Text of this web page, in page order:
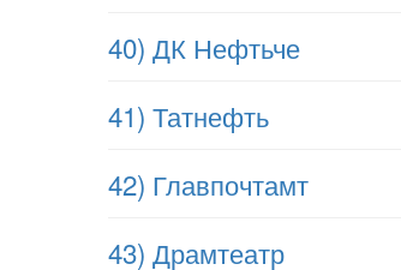
40) ДК Нефтьче
41) Татнефть
42) Главпочтамт
43) Драмтеатр